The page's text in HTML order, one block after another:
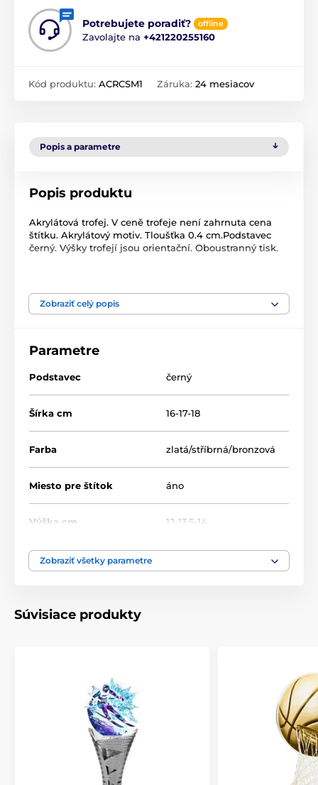
Potrebujete poradiť? offline
Zavolajte na +421220255160
Kód produktu: ACRCSM1 Záruka: 24 mesiacov
Popis a parametre
Popis produktu
Akrylátová trofej. V ceně trofeje není zahrnuta cena
štítku. Akrylátový motiv. Tloušťka 0.4 cm.Podstavec
černý. Výšky trofejí jsou orientační. Oboustranný tisk.
Eisstock Zimné športy
Zobraziť celý popis
Parametre
Podstavec černý
Šírka cm 16-17-18
Farba zlatá/stříbrná/bronzová
Miesto pre štítok áno
Výška cm 12-13.5-14
Motív
Zobraziť všetky parametre
Súvisiace produkty